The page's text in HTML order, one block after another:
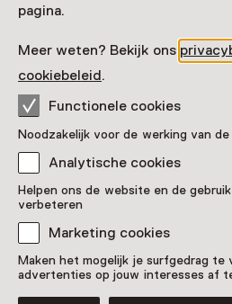
pagina.
Meer weten? Bekijk ons
cookiebeleid.
Functionele cookies
Noodzakelijk voor de werking van
Analytische cookies
Helpen ons de website en de
verbeteren
Marketing cookies
Maken het mogelijk je surfgedrag te
advertenties op jouw interesses af
Zien & doen in
Museum